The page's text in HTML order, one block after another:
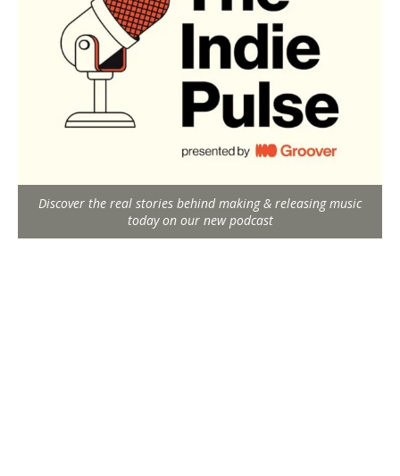
Discover the real stories behind making & releasing music
today on our new podcast